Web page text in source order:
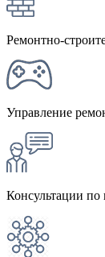
Ремонтно-
Управление
Консультации